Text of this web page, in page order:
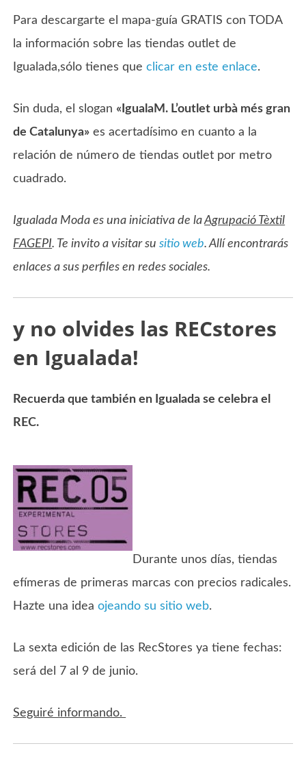
Para descargarte el mapa-guía GRATIS con TODA
la información sobre las tiendas outlet de
Igualada,sólo tienes queclicar en este enlace.
Sin duda, el slogan «IgualaM. L’outlet urbà més gran
de Catalunya» es acertadísimo en cuanto a la
relación de número de tiendas outlet por metro
cuadrado.
Igualada Moda es una iniciativa de laAgrupació Tèxtil
FAGEPI. Te invito a visitar susitio web. Allí encontrarás
enlaces a sus perfiles en redes sociales.
y no olvides las RECstores
en Igualada!
Recuerda que también en Igualada se celebra el
REC.
Durante unos días, tiendas
efímeras de primeras marcas con precios radicales.
Hazte una ideaojeando su sitio web.
La sexta edición de las RecStores ya tiene fechas:
será del 7 al 9 de junio.
Seguiré informando.